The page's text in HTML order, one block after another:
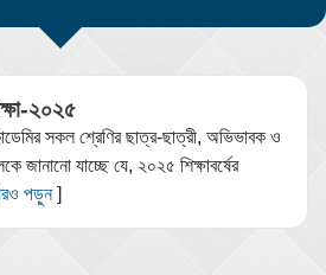
২০২৫
সকল শ্রেণির ছাত্র-ছাত্রী, অভিভাবক ও
জানানো যাচ্ছে যে, ২০২৫ শিক্ষাবর্ষের
পড়ুন]